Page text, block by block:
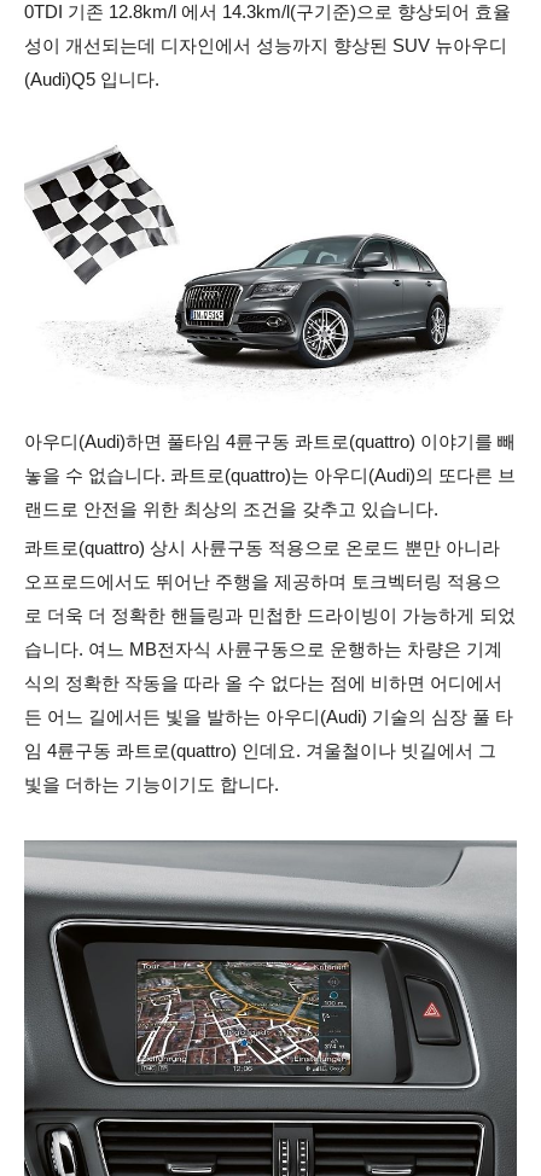
0TDI 기존 12.8km/l 에서 14.3km/l(구기준)으로 향상되어 효율
성이 개선되는데 디자인에서 성능까지 향상된 SUV 뉴아우디
(Audi)Q5 입니다.
아우디(Audi)하면 풀타임 4륜구동 콰트로(quattro) 이야기를 빼
놓을 수 없습니다. 콰트로(quattro)는 아우디(Audi)의 또다른 브
랜드로 안전을 위한 최상의 조건을 갖추고 있습니다.
콰트로(quattro) 상시 사륜구동 적용으로 온로드 뿐만 아니라
오프로드에서도 뛰어난 주행을 제공하며 토크벡터링 적용으
로 더욱 더 정확한 핸들링과 민첩한 드라이빙이 가능하게 되었
습니다. 여느 MB전자식 사륜구동으로 운행하는 차량은 기계
식의 정확한 작동을 따라 올 수 없다는 점에 비하면 어디에서
든 어느 길에서든 빛을 발하는 아우디(Audi) 기술의 심장 풀 타
임 4륜구동 콰트로(quattro) 인데요. 겨울철이나 빗길에서 그
빛을 더하는 기능이기도 합니다.